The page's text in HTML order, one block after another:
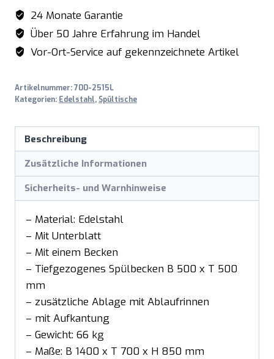
24 Monate Garantie
Über 50 Jahre Erfahrung im Handel
Vor-Ort-Service auf gekennzeichnete Artikel
Artikelnummer:700-2515L
Kategorien: Edelstahl, Spültische
Beschreibung
Zusätzliche Informationen
Sicherheits- und Warnhinweise
– Material: Edelstahl
– Mit Unterblatt
– Mit einem Becken
– Tiefgezogenes Spülbecken B 500 x T 500
mm
– zusätzliche Ablage mit Ablaufrinnen
– mit Aufkantung
– Gewicht: 66 kg
– Maße: B 1400 x T 700 x H 850 mm